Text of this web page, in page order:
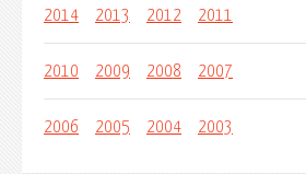
2014 2013 2012 2011
2010 2009 2008 2007
2006 2005 2004 2003